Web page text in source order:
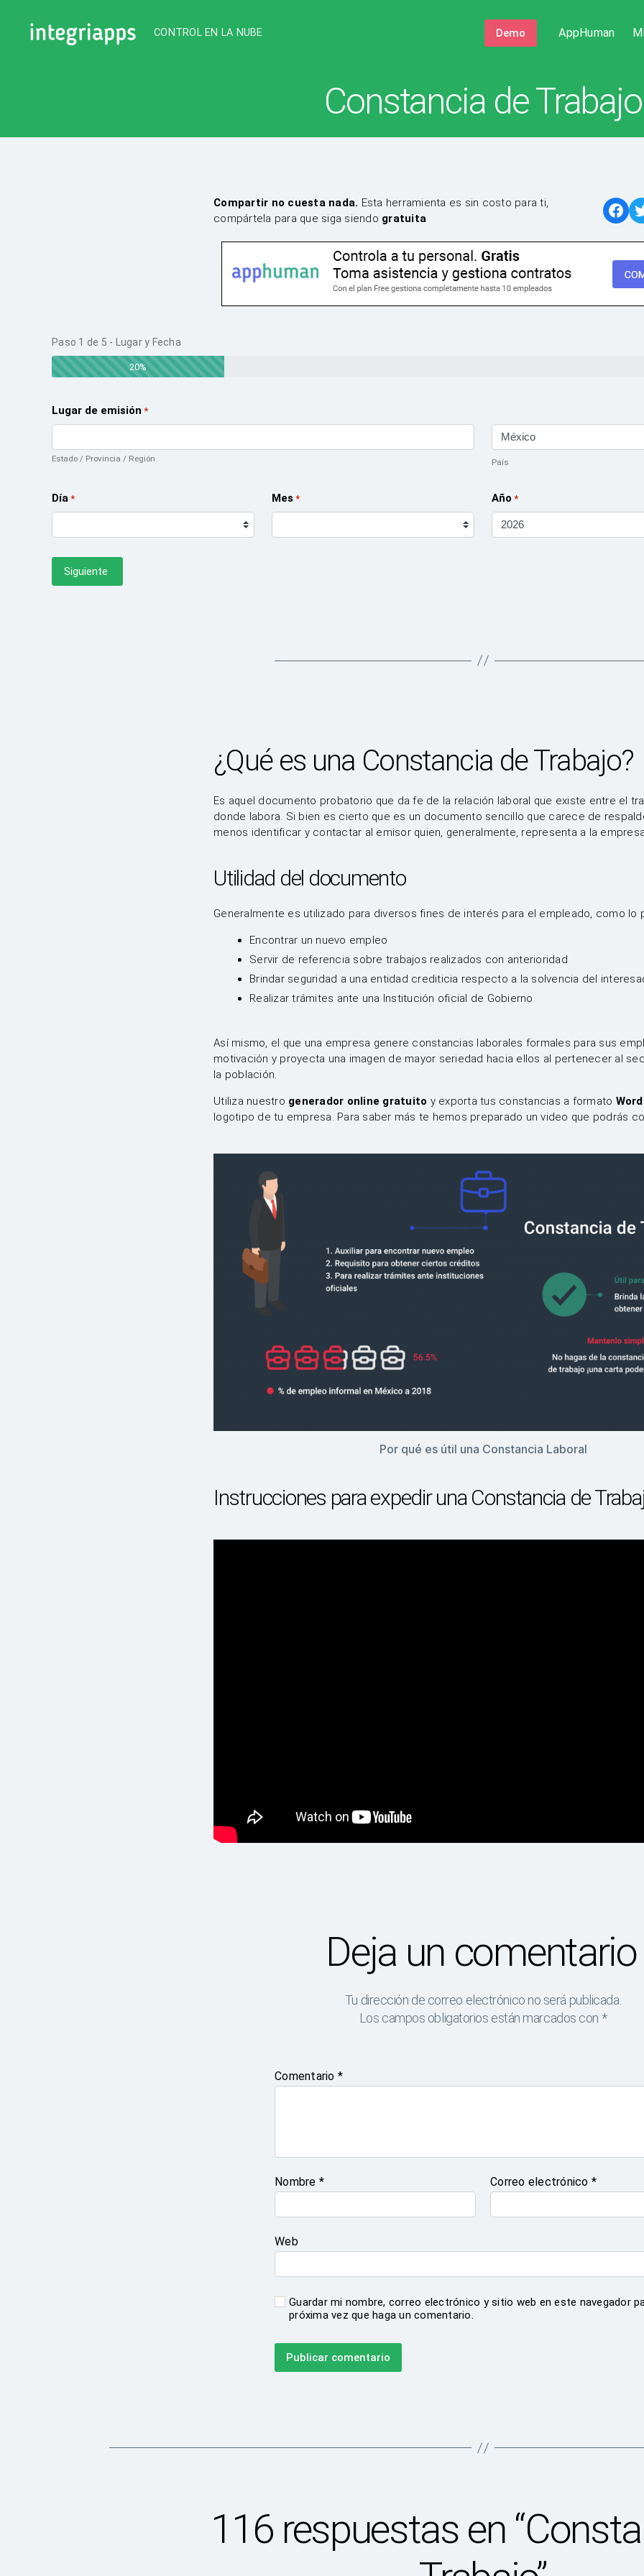
CONTROL EN LA NUBE Demo AppHuman
Constancia de Trabajo
Compartir no cuesta nada. Esta herramienta es sin costo para ti,
compártela para que siga siendo gratuita
Paso 1 de 5 - Lugar y Fecha
20%
Lugar de emisión *
Estado / Provincia / Región País
Día * Mes * Año *
¿Qué es una Constancia de Trabajo?
Es aquel documento probatorio que da fe de la relación laboral que existe entre el
donde labora. Si bien es cierto que es un documento sencillo que carece de
menos identificar y contactar al emisor quien, generalmente, representa a la
Utilidad del documento
Generalmente es utilizado para diversos fines de interés para el empleado, como lo
Encontrar un nuevo empleo
Servir de referencia sobre trabajos realizados con anterioridad
Brindar seguridad a una entidad crediticia respecto a la solvencia del
Realizar trámites ante una Institución oficial de Gobierno
Así mismo, el que una empresa genere constancias laborales formales para sus
motivación y proyecta una imagen de mayor seriedad hacia ellos al pertenecer al
la población.
Utiliza nuestro generador online gratuito y exporta tus constancias a formato
logotipo de tu empresa. Para saber más te hemos preparado un video que podrás
Por qué es útil una Constancia Laboral
Instrucciones para expedir una Constancia de
116 respuestas en
Deja un comentario
Tu dirección de correo electrónico no será publicada.
Los campos obligatorios están marcados con *
Comentario *
Nombre * Correo electrónico *
Web
Guardar mi nombre, correo electrónico y sitio web en este navegador
próxima vez que haga un comentario.